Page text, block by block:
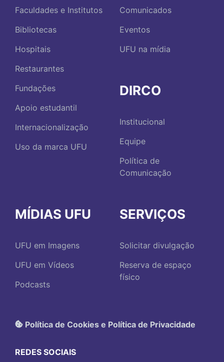
Faculdades e Institutos
Bibliotecas
Hospitais
Restaurantes
Fundações
Apoio estudantil
Internacionalização
Uso da marca UFU
Comunicados
Eventos
UFU na mídia
DIRCO
Institucional
Equipe
Política de
Comunicação
MÍDIAS UFU
UFU em Imagens
UFU em Vídeos
Podcasts
SERVIÇOS
Solicitar divulgação
Reserva de espaço
físico
Política de Cookies e Política de Privacidade
REDES SOCIAIS